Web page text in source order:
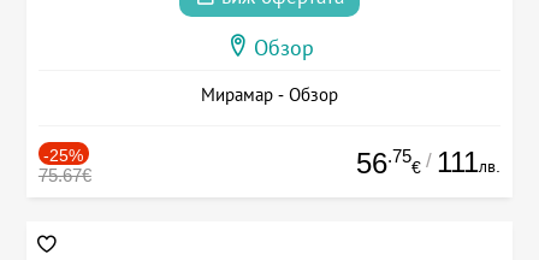
Обзор
Мирамар - Обзор
-25%
75.67€ 56.75
€ / 111лв.